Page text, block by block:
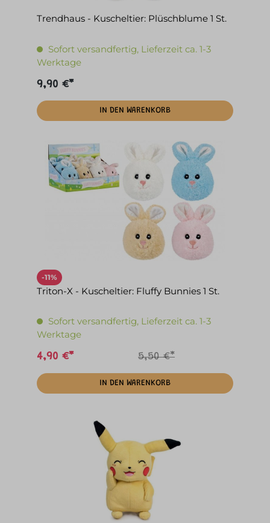
Trendhaus - Kuscheltier: Plüschblume 1 St.
Sofort versandfertig, Lieferzeit ca. 1-3
Werktage
9,90 €*
IN DEN WARENKORB
-11%
Triton-X - Kuscheltier: Fluffy Bunnies 1 St.
Sofort versandfertig, Lieferzeit ca. 1-3
Werktage
4,90 €* 5,50 €*
IN DEN WARENKORB